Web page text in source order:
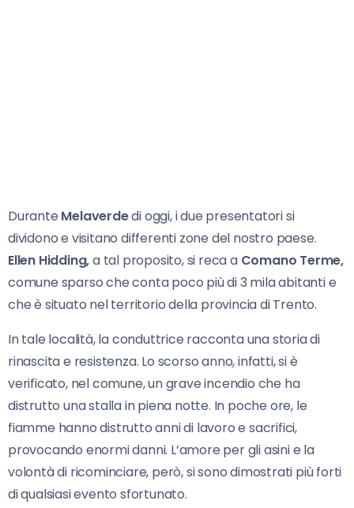
Durante Melaverdedi oggi, i due presentatori si
dividono e visitano differenti zone del nostro paese.
Ellen Hidding,a tal proposito, si reca a Comano Terme,
comune sparso che conta poco più di 3 mila abitanti e
che è situato nel territorio della provincia di Trento.
In tale località, la conduttrice racconta una storia di
rinascita e resistenza. Lo scorso anno, infatti, si è
verificato, nel comune, un grave incendio che ha
distrutto una stalla in piena notte. In poche ore, le
fiamme hanno distrutto anni di lavoro e sacrifici,
provocando enormi danni. L’amore per gli asini e la
volontà di ricominciare, però, si sono dimostrati più forti
di qualsiasi evento sfortunato.